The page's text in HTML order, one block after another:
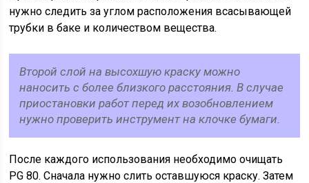
нужно следить за углом расположения всасывающей
трубки в баке и количеством вещества.
Второй слой на высохшую краску можно
наносить с более близкого расстояния. В случае
приостановки работ перед их возобновлением
нужно проверить инструмент на клочке бумаги.
После каждого использования необходимо очищать
PG 80. Сначала нужно слить оставшуюся краску. Затем